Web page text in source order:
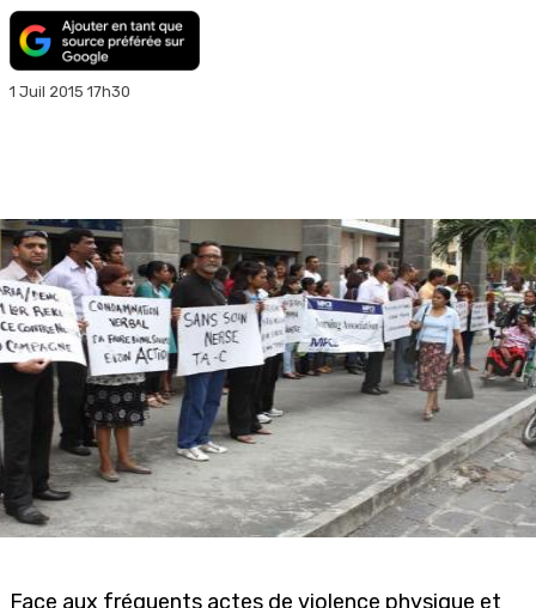
1 Juil 2015 17h30
Face aux fréquents actes de violence physique et